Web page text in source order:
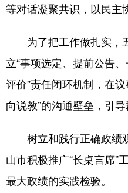
等对话凝聚共识，以民主
为了把工作做扎实，
立“事项选定、提前公告
评价”责任闭环机制，在
向说教”的沟通壁垒，引导
树立和践行正确政绩
山市积极推广“长桌言席”
最大政绩的实践检验。